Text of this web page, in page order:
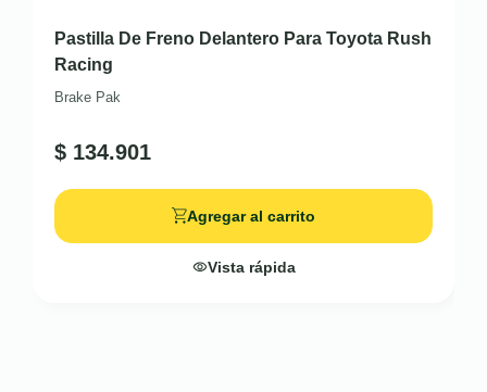
Pastilla De Freno Delantero Para Toyota Rush
Racing
Brake Pak
$ 134.901
Agregar al carrito
Vista rápida